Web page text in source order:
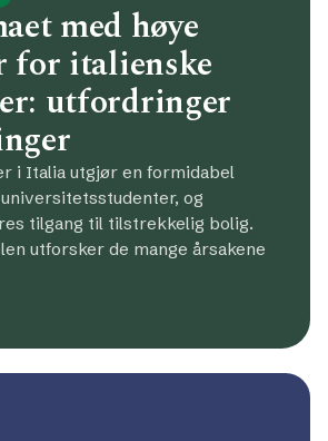
med høye
for italienske
utfordringer
i Italia utgjør en formidabel
og
tilgang til tilstrekkelig bolig.
utforsker de mange årsakene